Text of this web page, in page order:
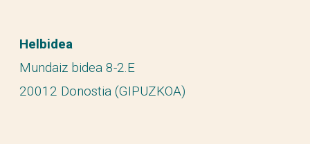
Helbidea
Mundaiz bidea 8-2.E
20012 Donostia (GIPUZKOA)